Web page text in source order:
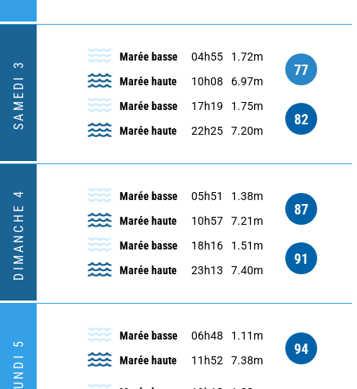
SAMEDI 3
Marée basse 04h55
1.72m
Marée haute
10h08 6.97m
77
Marée basse 17h19
1.75m
Marée haute
22h25 7.20m
82
DIMANCHE 4 Marée basse 05h51
1.38m
Marée haute
10h57 7.21m
87
Marée basse 18h16
1.51m
Marée haute
23h13 7.40m
91
LUNDI 5
Marée basse 06h48
1.11m
Marée haute
11h52 7.38m
94